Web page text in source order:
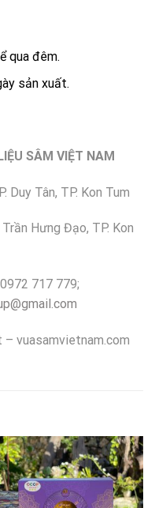
qua đêm.
sản xuất.
SÂM VIỆT NAM
Duy Tân, TP. Kon Tum
Hưng Đạo, TP. Kon
717 779;
vuasamvietnam.com